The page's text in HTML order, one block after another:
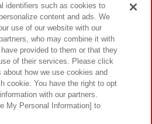
ナビリティ サイトポリシー
ウェブアクセシビリティ方針と検証結果
に
identifiers such as cookies to
content and ads. We
use of our website with our
who may combine it with
provided to them or that they
of their services. Please click
how we use cookies and
cookie. You have the right to opt
with our partners.
My Personal Information] to